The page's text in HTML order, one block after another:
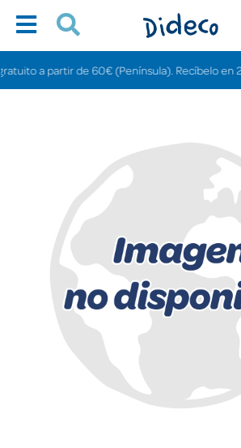
a partir de 60€ (Península). Recíbelo en